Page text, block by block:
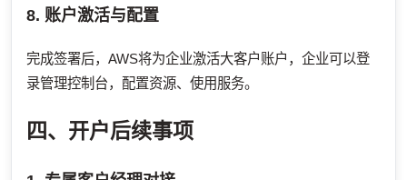
8. 账户激活与配置
完成签署后，AWS将为企业激活大客户账户，企业可以登
录管理控制台，配置资源、使用服务。
四、开户后续事项